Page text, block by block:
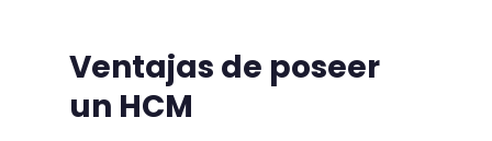
Ventajas de poseer
un HCM